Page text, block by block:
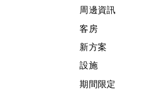
周邊資訊
客房
新方案
設施
期間限定